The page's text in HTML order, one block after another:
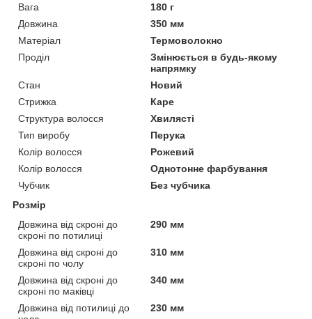
Вага
180 г
Довжина
350 мм
Матеріал
Термоволокно
Проділ
Змінюється в будь-якому
напрямку
Стан
Новий
Стрижка
Каре
Структура волосся
Хвилясті
Тип виробу
Перука
Колір волосся
Рожевий
Колір волосся
Однотонне фарбування
Чубчик
Без чубчика
Розмір
Довжина від скроні до
скроні по потилиці
290 мм
Довжина від скроні до
скроні по чолу
310 мм
Довжина від скроні до
скроні по маківці
340 мм
Довжина від потилиці до
230 мм